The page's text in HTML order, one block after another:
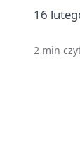
16
2 min